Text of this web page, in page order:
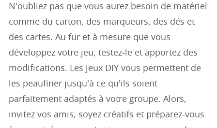
N'oubliez pas que vous aurez besoin de matériel
comme du carton, des marqueurs, des dés et
des cartes. Au fur et à mesure que vous
développez votre jeu, testez-le et apportez des
modifications. Les jeux DIY vous permettent de
les peaufiner jusqu'à ce qu'ils soient
parfaitement adaptés à votre groupe. Alors,
invitez vos amis, soyez créatifs et préparez-vous